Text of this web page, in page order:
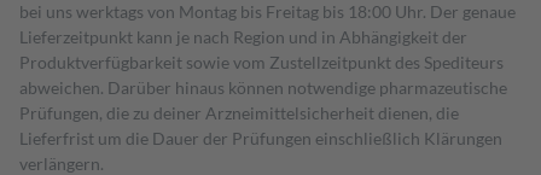
bei uns werktags von Montag bis Freitag bis 18:00 Uhr. Der genaue
Lieferzeitpunkt kann je nach Region und in Abhängigkeit der
Produktverfügbarkeit sowie vom Zustellzeitpunkt des Spediteurs
abweichen. Darüber hinaus können notwendige pharmazeutische
Prüfungen, die zu deiner Arzneimittelsicherheit dienen, die
Lieferfrist um die Dauer der Prüfungen einschließlich Klärungen
verlängern.